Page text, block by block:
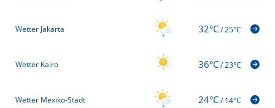
Wetter Jakarta 32°C/25°C
Wetter Kairo 36°C/23°C
Wetter Mexiko-Stadt 24°C/14°C